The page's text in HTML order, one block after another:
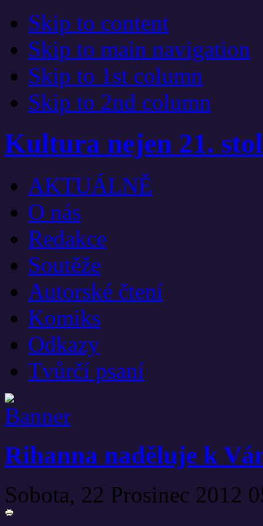
Skip to content
Skip to main navigation
Skip to 1st column
Skip to 2nd column
Kultura nejen 21.
AKTUÁLNĚ
O nás
Redakce
Soutěže
Autorské čtení
Komiks
Odkazy
Tvůrčí psaní
Rihanna naděluje k
Sobota, 22 Prosinec 2012